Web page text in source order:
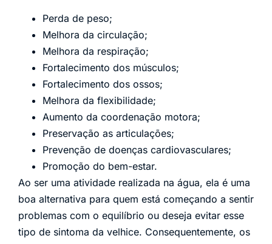
Perda de peso;
Melhora da circulação;
Melhora da respiração;
Fortalecimento dos músculos;
Fortalecimento dos ossos;
Melhora da flexibilidade;
Aumento da coordenação motora;
Preservação as articulações;
Prevenção de doenças cardiovasculares;
Promoção do bem-estar.
Ao ser uma atividade realizada na água, ela é uma
boa alternativa para quem está começando a sentir
problemas com o equilíbrio ou deseja evitar esse
tipo de sintoma da velhice. Consequentemente, os